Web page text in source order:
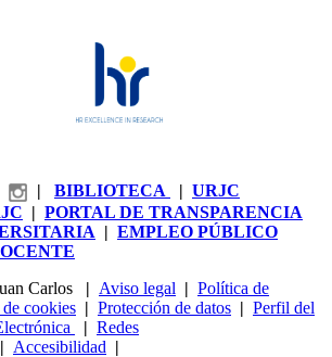
| BIBLIOTECA | URJC
| PORTAL DE TRANSPARENCIA
| EMPLEO PÚBLICO
Carlos
| Aviso legal | Política de
cookies | Protección de datos | Perfil del
| Redes
| Accesibilidad |